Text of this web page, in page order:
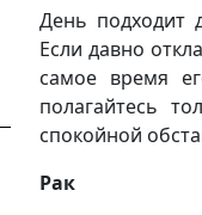
День подходит
Если давно
самое время
полагайтесь
спокойной
Рак